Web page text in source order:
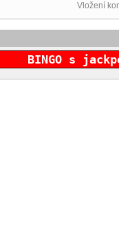
Vložení
BINGO s